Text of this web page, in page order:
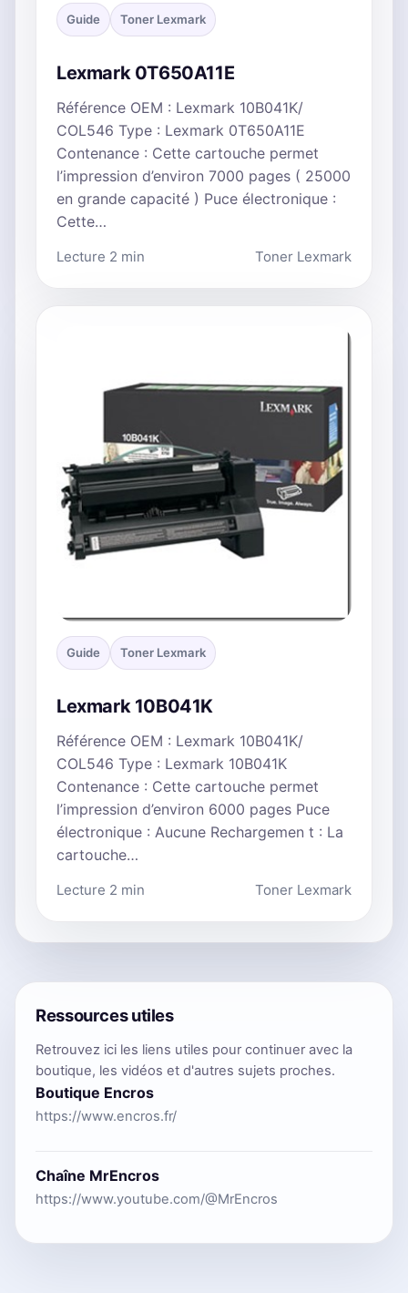
Guide Toner Lexmark
Lexmark 0T650A11E
Référence OEM : Lexmark 10B041K/
COL546 Type : Lexmark 0T650A11E
Contenance : Cette cartouche permet
l’impression d’environ 7000 pages ( 25000
en grande capacité ) Puce électronique :
Cette…
Lecture 2 min Toner Lexmark
Guide Toner Lexmark
Lexmark 10B041K
Référence OEM : Lexmark 10B041K/
COL546 Type : Lexmark 10B041K
Contenance : Cette cartouche permet
l’impression d’environ 6000 pages Puce
électronique : Aucune Rechargemen t : La
cartouche…
Lecture 2 min Toner Lexmark
Ressources utiles
Retrouvez ici les liens utiles pour continuer avec la
boutique, les vidéos et d'autres sujets proches.
Boutique Encros
https://www.encros.fr/
Chaîne MrEncros
https://www.youtube.com/@MrEncros